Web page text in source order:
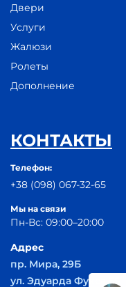
Двери
Услуги
Жалюзи
Ролеты
Дополнение
КОНТАКТЫ
Телефон:
+38 (098) 067-32-65
Мы на связи
Пн-Вс: 09:00–20:00
Адрес
пр. Мира, 29Б
ул. Эдуарда Фукса 55